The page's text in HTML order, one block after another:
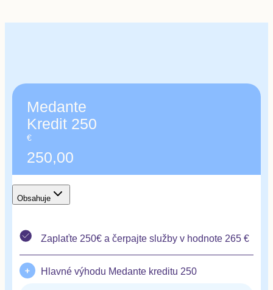
Medante
Kredit 250
€
250,00
Obsahuje
Zaplaťte 250€ a čerpajte služby v hodnote 265 €
Hlavné výhodu Medante kreditu 250